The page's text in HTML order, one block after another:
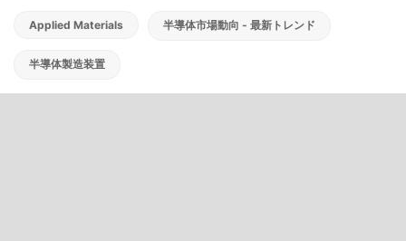
Applied Materials 半導体市場動向 - 最新トレンド
半導体製造装置